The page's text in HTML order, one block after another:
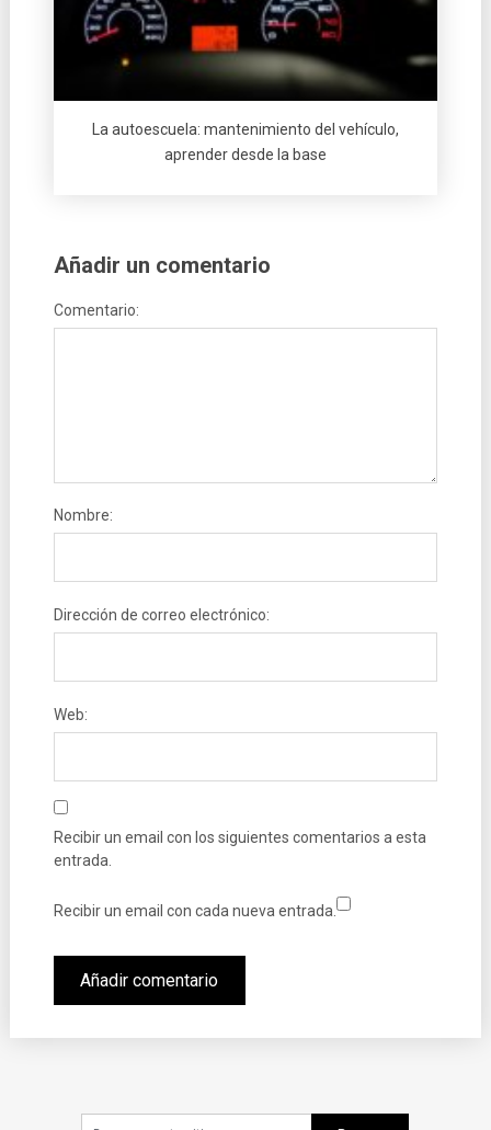
La autoescuela: mantenimiento del vehículo,
aprender desde la base
Añadir un comentario
Comentario:
Nombre:
Dirección de correo electrónico:
Web:
Recibir un email con los siguientes comentarios a esta
entrada.
Recibir un email con cada nueva entrada.